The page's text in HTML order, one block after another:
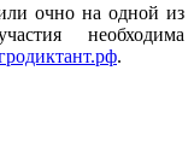
очно на одной из
необходима
.